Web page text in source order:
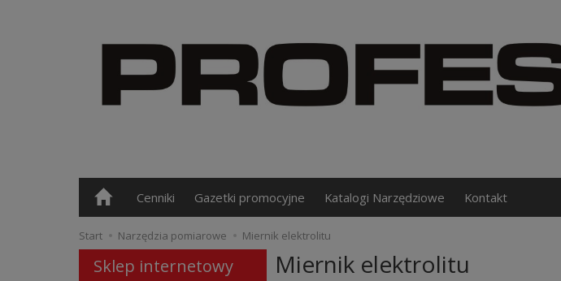
Cenniki Gazetki promocyjne Katalogi Narzędziowe Kontakt
Start Narzędzia pomiarowe Miernik elektrolitu
Miernik elektrolitu
Sklep internetowy